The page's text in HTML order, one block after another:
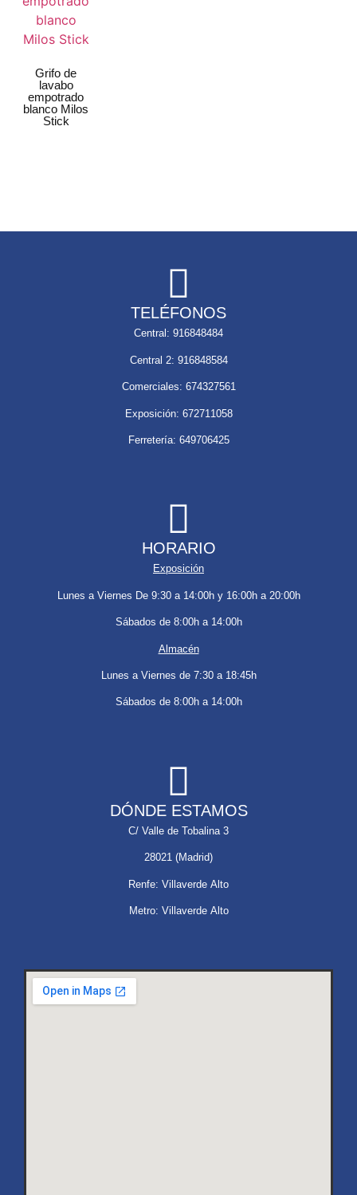
Grifo de
lavabo
empotrado
blanco Milos
Stick
TELÉFONOS
Central: 916848484
Central 2: 916848584
Comerciales: 674327561
Exposición: 672711058
Ferretería: 649706425
HORARIO
Exposición
Lunes a Viernes De 9:30 a 14:00h y 16:00h a 20:00h
Sábados de 8:00h a 14:00h
Almacén
Lunes a Viernes de 7:30 a 18:45h
Sábados de 8:00h a 14:00h
DÓNDE ESTAMOS
C/ Valle de Tobalina 3
28021 (Madrid)
Renfe: Villaverde Alto
Metro: Villaverde Alto